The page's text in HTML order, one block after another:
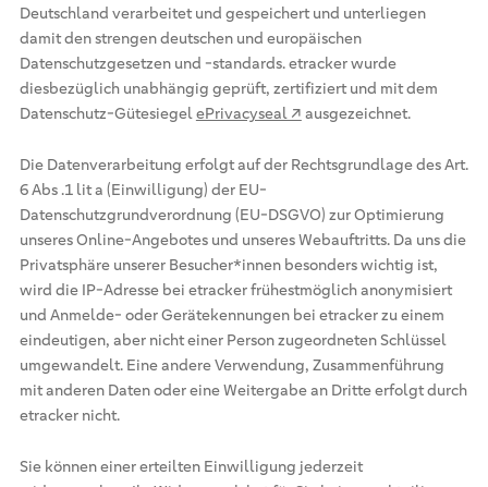
Deutschland verarbeitet und gespeichert und unterliegen
damit den strengen deutschen und europäischen
Datenschutzgesetzen und -standards. etracker wurde
diesbezüglich unabhängig geprüft, zertifiziert und mit dem
Datenschutz-GütesiegelePrivacyseal ↗ ausgezeichnet.
Die Datenverarbeitung erfolgt auf der Rechtsgrundlage des Art.
6 Abs .1 lit a (Einwilligung) der EU-
Datenschutzgrundverordnung (EU-DSGVO) zur Optimierung
unseres Online-Angebotes und unseres Webauftritts. Da uns die
Privatsphäre unserer Besucher*innen besonders wichtig ist,
wird die IP-Adresse bei etracker frühestmöglich anonymisiert
und Anmelde- oder Gerätekennungen bei etracker zu einem
eindeutigen, aber nicht einer Person zugeordneten Schlüssel
umgewandelt. Eine andere Verwendung, Zusammenführung
mit anderen Daten oder eine Weitergabe an Dritte erfolgt durch
etracker nicht.
Sie können einer erteilten Einwilligung jederzeit